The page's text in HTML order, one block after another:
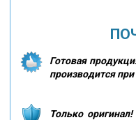
Готовая
производится
Только